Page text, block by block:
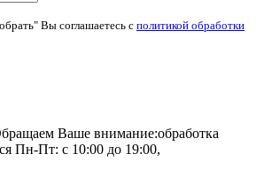
Вы соглашаетесь с политикой обработки
Ваше внимание:обработка
Пн-Пт: с 10:00 до 19:00,